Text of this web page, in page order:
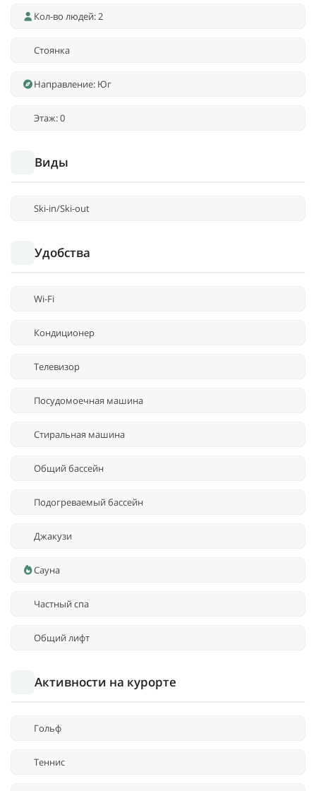
Кол-во людей: 2
Стоянка
Направление: Юг
Этаж: 0
Виды
Ski-in/Ski-out
Удобства
Wi-Fi
Кондиционер
Телевизор
Посудомоечная машина
Стиральная машина
Общий бассейн
Подогреваемый бассейн
Джакузи
Сауна
Частный спа
Общий лифт
Активности на курорте
Гольф
Теннис